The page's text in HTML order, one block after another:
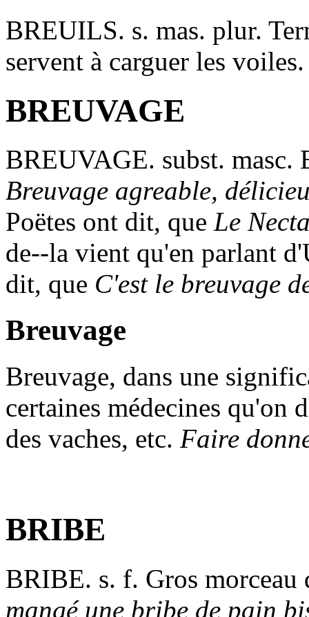
BREUILS. s. mas. plur.
servent à carguer les
BREUVAGE
BREUVAGE. subst. masc.
Breuvage agreable,
Poëtes ont dit, que Le
de--la vient qu'en parlant
dit, que C'est le breuvage
Breuvage
Breuvage, dans une
certaines médecines qu'on
des vaches, etc. Faire
BRIBE
BRIBE. s. f. Gros
mangé une bribe de pain